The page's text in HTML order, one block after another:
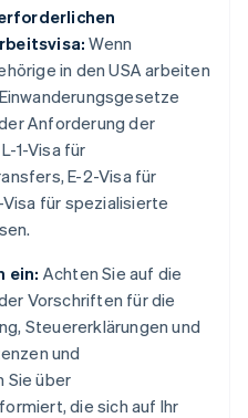
Wenn
in den USA arbeiten
Anforderung der
1-Visa für
E-2-Visa für
für spezialisierte
ein: Achten Sie auf die
Vorschriften für die
Steuererklärungen und
und
Sie über
die sich auf Ihr